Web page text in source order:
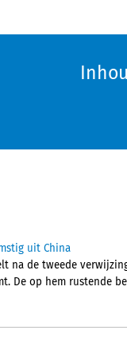
uit China
na de tweede
De op hem rustende